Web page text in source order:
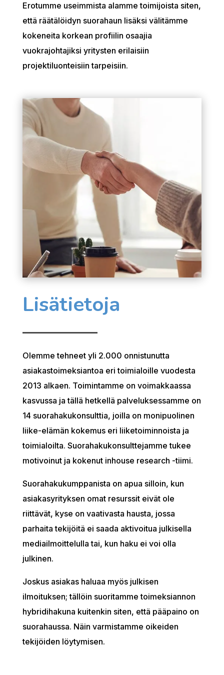
Erotumme useimmista alamme toimijoista siten,
että räätälöidyn suorahaun lisäksi välitämme
kokeneita korkean profiilin osaajia
vuokrajohtajiksi yritysten erilaisiin
projektiluonteisiin tarpeisiin.
Lisätietoja
Olemme tehneet yli 2.000 onnistunutta
asiakastoimeksiantoa eri toimialoille vuodesta
2013 alkaen. Toimintamme on voimakkaassa
kasvussa ja tällä hetkellä palveluksessamme on
14 suorahakukonsulttia, joilla on monipuolinen
liike-elämän kokemus eri liiketoiminnoista ja
toimialoilta. Suorahakukonsulttejamme tukee
motivoinut ja kokenut inhouse research -tiimi.
Suorahakukumppanista on apua silloin, kun
asiakasyrityksen omat resurssit eivät ole
riittävät, kyse on vaativasta hausta, jossa
parhaita tekijöitä ei saada aktivoitua julkisella
mediailmoittelulla tai, kun haku ei voi olla
julkinen.
Joskus asiakas haluaa myös julkisen
ilmoituksen; tällöin suoritamme toimeksiannon
hybridihakuna kuitenkin siten, että pääpaino on
suorahaussa. Näin varmistamme oikeiden
tekijöiden löytymisen.